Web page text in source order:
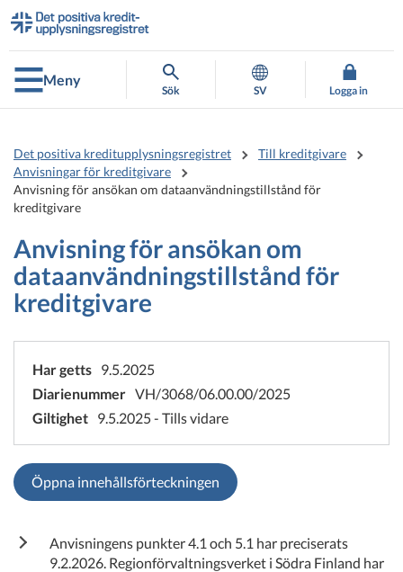
Gå
direkt
till
innehållet
Gå
till
hela
webbplatsens
sökningMeny
Sök SV Logga in
Det positiva kreditupplysningsregistret
Till kreditgivare
Anvisningar för kreditgivare
Anvisning för ansökan om dataanvändningstillstånd för
kreditgivare
Anvisning för ansökan om
dataanvändningstillstånd för
kreditgivare
Har getts 9.5.2025
Diarienummer VH/3068/06.00.00/2025
Giltighet 9.5.2025 - Tills vidare
Öppna innehållsförteckningen
Anvisningens punkter 4.1 och 5.1 har preciserats
9.2.2026. Regionförvaltningsverket i Södra Finland har